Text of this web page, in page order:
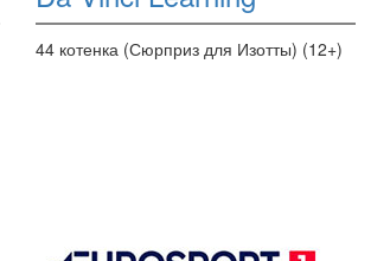
44 котенка (Сюрприз для Изотты) (12+)